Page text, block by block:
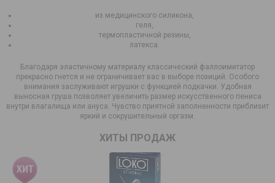
из медицинского силикона,
геля,
термопластичной резины,
латекса.
Благодаря эластичному материалу классический фаллоимитатор
прекрасно гнется и не ограничивает вас в выборе позиций. Особого
внимания заслуживают игрушки с функцией подкачки. Удобная
выносная груша позволяет увеличить размер искусственного пениса
внутри влагалища или ануса. Чувство приятной заполненности приблизит
яркий и сокрушительный оргазм.
ХИТЫ ПРОДАЖ